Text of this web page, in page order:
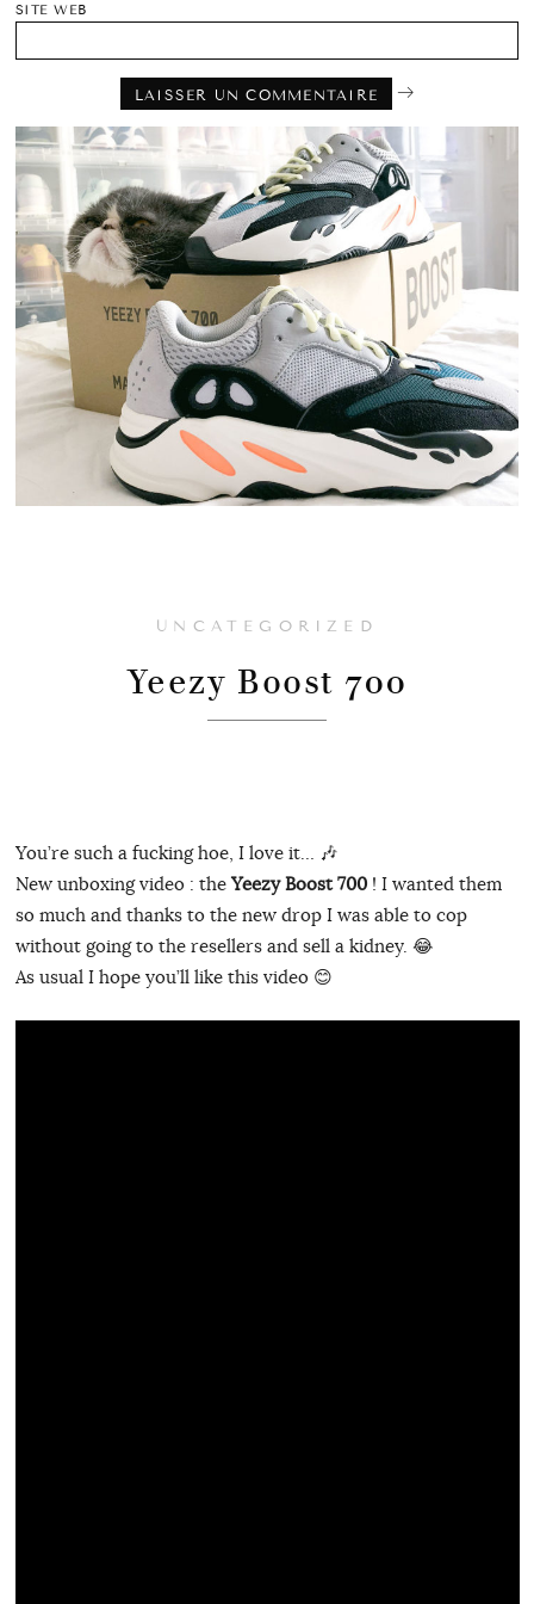
SITE WEB
UNCATEGORIZED
Yeezy Boost 700
You’re such a fucking hoe, I love it… 🎶
New unboxing video : the Yeezy Boost 700! I wanted them
so much and thanks to the new drop I was able to cop
without going to the resellers and sell a kidney. 😂
As usual I hope you’ll like this video 😊